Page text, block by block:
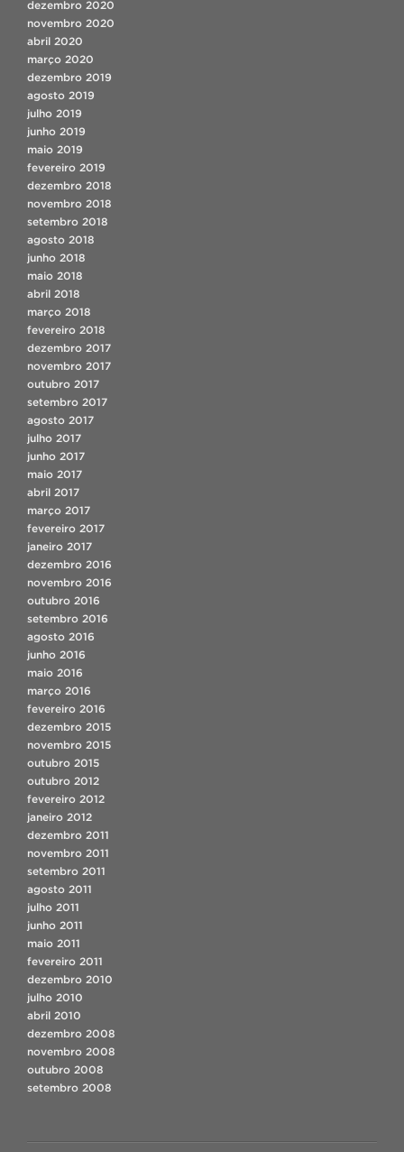
dezembro 2020
novembro 2020
abril 2020
março 2020
dezembro 2019
agosto 2019
julho 2019
junho 2019
maio 2019
fevereiro 2019
dezembro 2018
novembro 2018
setembro 2018
agosto 2018
junho 2018
maio 2018
abril 2018
março 2018
fevereiro 2018
dezembro 2017
novembro 2017
outubro 2017
setembro 2017
agosto 2017
julho 2017
junho 2017
maio 2017
abril 2017
março 2017
fevereiro 2017
janeiro 2017
dezembro 2016
novembro 2016
outubro 2016
setembro 2016
agosto 2016
junho 2016
maio 2016
março 2016
fevereiro 2016
dezembro 2015
novembro 2015
outubro 2015
outubro 2012
fevereiro 2012
janeiro 2012
dezembro 2011
novembro 2011
setembro 2011
agosto 2011
julho 2011
junho 2011
maio 2011
fevereiro 2011
dezembro 2010
julho 2010
abril 2010
dezembro 2008
novembro 2008
outubro 2008
setembro 2008